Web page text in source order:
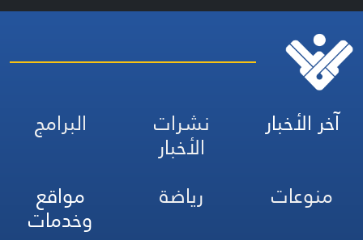
آخر الأخبار نشرات
الأخبار
البرامج
منوعات
رياضة مواقع
وخدمات